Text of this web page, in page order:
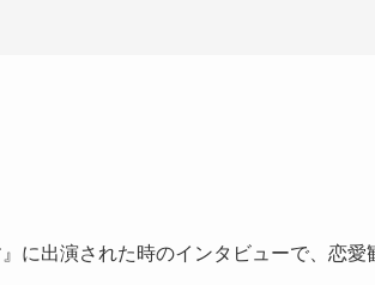
に出演された時のインタビューで、恋愛